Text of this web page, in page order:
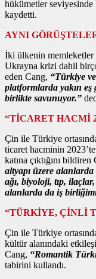
hükümetler
kaydetti.
AYNI
İki ülkenin memleketler
Ukrayna krizi dahil
eden Cang, “Türkiye
platformlarda yakın eş
birlikte savunuyor.”
“TİCARET HACMİ
Çin ile Türkiye
ticaret hacminin
katına çıktığını bildiren
altyapı üzere
ağı, biyoloji, tıp,
alanlarda da iş
“TÜRKİYE, ÇİNLİ
Çin ile Türkiye
kültür alanındaki
Cang, “Romantik
tabirini kullandı.